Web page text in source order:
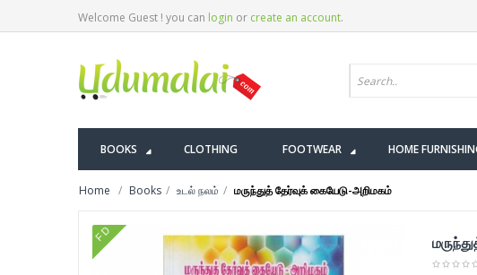
Welcome Guest ! you can login or create an account.
BOOKS CLOTHING FOOTWEAR HOME
Home Books உடல் நலம் மருந்துத் தேர்வுக் கையேடு-அறிமகம்
FD